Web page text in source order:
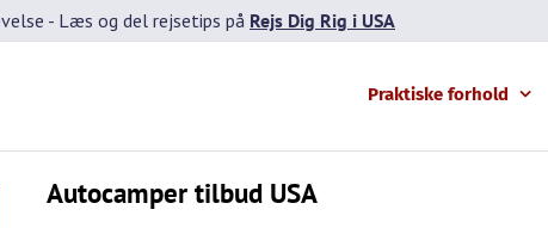
- Læs og del rejsetips på Rejs Dig Rig i USA
Praktiske forhold
Autocamper tilbud USA